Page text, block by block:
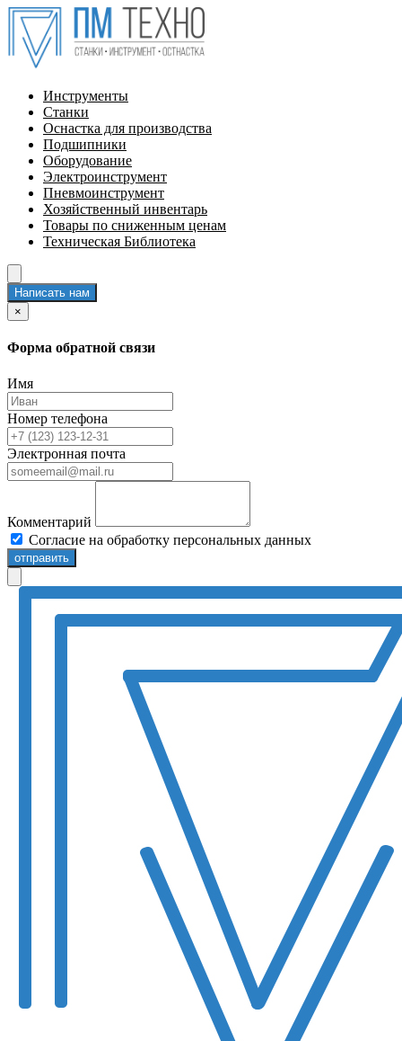
Инструменты
Станки
Оснастка для производства
Подшипники
Оборудование
Электроинструмент
Пневмоинструмент
Хозяйственный инвентарь
Товары по сниженным ценам
Техническая Библиотека
Написать нам
×
Форма обратной связи
Имя
Номер телефона
Электронная почта
Комментарий
Согласие на обработку персональных данных
отправить